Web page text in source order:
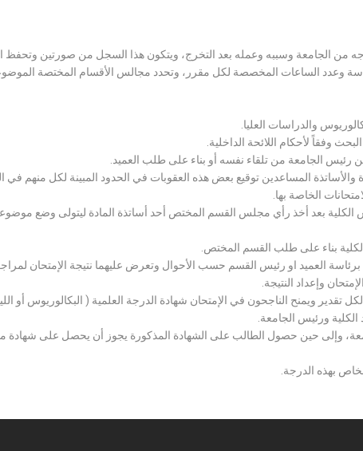
الجامعة وسببه وعمله بعد التخرج، ويتكون هذا السجل من صورتين وتحفظ
وعدد الساعات المخصصة لكل مقرر، وتحدد مجالس الأقسام المختصة
والدراسات العليا.
وفقاً لأحكام اللائحة الداخلية.
رئيس الجامعة من تلقاء نفسه أو بناء على طلب العميد.
المساعدين توقيع بعض هذه العقوبات في الحدود المبينة لكل منهم في
الخاصة بها.
الكلية بعد أخذ رأي مجلس القسم المختص أحد أساتذة المادة ليتولى وضع
بناء على طلب القسم المختص.
العميد او رئيس القسم حسب الأحوال وتعرض عليهما نتيجة الإمتحان
وإعداد النتيجة.
تقدير ويمنح الناجحون في الإمتحان شهادة الدرجة العلمية ( البكالوريوس أو
ورئيس الجامعة.
وإلى حين حصول الطالب على الشهادة المذكورة يجوز أن يحصل على شهادة
بهذه الدرجة.